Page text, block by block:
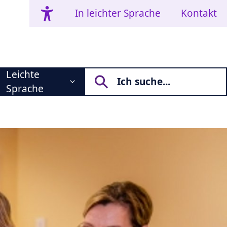
In leichter Sprache Kontakt
Leichte
Sprache